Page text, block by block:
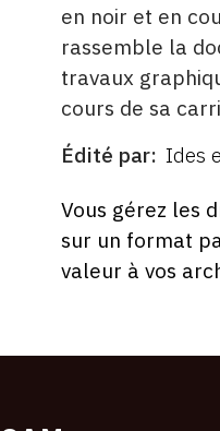
en noir et en
rassemble la
travaux
cours de sa
ÉDITÉ
Édité par Ides
FORMAT
ÉTAT
Vous gérez les
sur un format
valeur à vos